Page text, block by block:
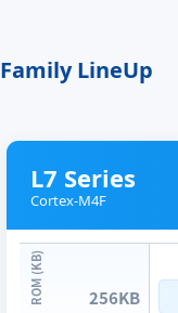
Family LineUp
L7 Series
Cortex-M4F
256KB